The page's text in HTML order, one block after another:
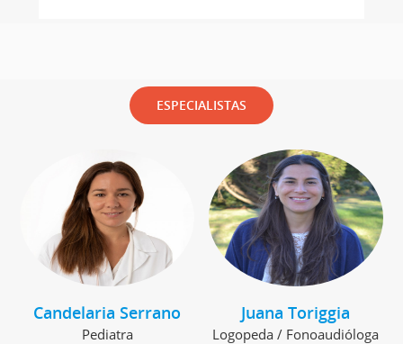
ESPECIALISTAS
Candelaria Serrano
Pediatra
Juana Toriggia
Logopeda / Fonoaudióloga